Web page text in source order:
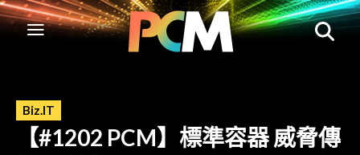
Biz.IT
【#1202 PCM】標準容器 威脅傳